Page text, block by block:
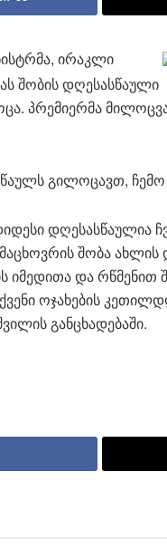
ირაკლი
შობის დღესასწაული
პრემიერმა
გილოცავთ,
დღესასწაულია
შობა
იმედითა და რწმენით
ოჯახების
განცხადებაში.